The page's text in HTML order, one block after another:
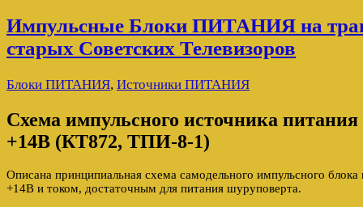
Импульсные Блоки ПИТАНИЯ на
старых Советских Телевизоров
Блоки ПИТАНИЯ, Источники ПИТАНИЯ
Схема импульсного источника
+14В (КТ872, ТПИ-8-1)
Описана принципиальная схема самодельного импульсного
+14В и током, достаточным для питания шуруповерта.